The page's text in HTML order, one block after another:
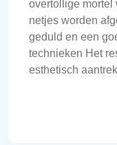
overtollige mortel
netjes worden
geduld en een
technieken Het
esthetisch